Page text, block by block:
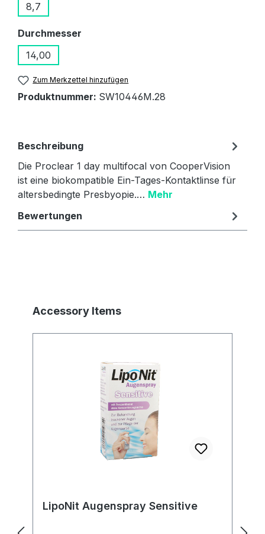
8,7
Durchmesser
14,00
Zum Merkzettel hinzufügen
Produktnummer: SW10446M.28
Beschreibung
Die Proclear 1 day multifocal von CooperVision
ist eine biokompatible Ein-Tages-Kontaktlinse für
altersbedingte Presbyopie.… Mehr
Bewertungen
Produktgalerie überspringen
Accessory Items
LipoNit Augenspray Sensitive